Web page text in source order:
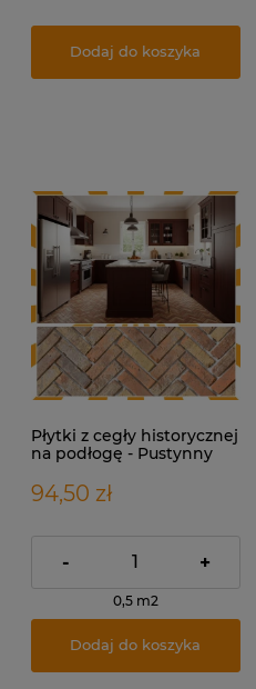
Dodaj do koszyka
Płytki z cegły historycznej
na podłogę - Pustynny
94,50 zł
- +
0,5 m2
Dodaj do koszyka